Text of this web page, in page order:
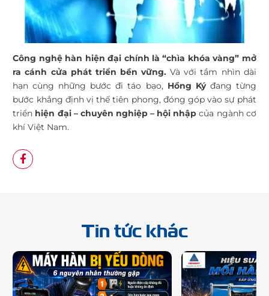
Công nghệ hàn hiện đại chính là “chìa khóa vàng” mở
ra cánh cửa phát triển bền vững. Và với tầm nhìn dài
hạn cùng những bước đi táo bạo, Hồng Kýđang từng
bước khẳng định vị thế tiên phong, đóng góp vào sự phát
triển hiện đại – chuyên nghiệp – hội nhập của ngành cơ
khí Việt Nam.
Tin tức khác